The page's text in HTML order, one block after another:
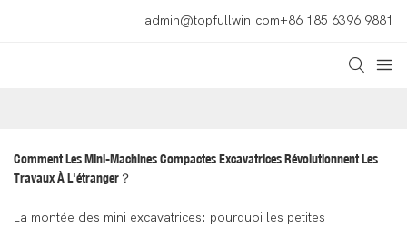
admin@topfullwin.com+86 185 6396 9881
Comment Les Mini-Machines Compactes Excavatrices Révolutionnent Les
Travaux À L'étranger？
La montée des mini excavatrices: pourquoi les petites